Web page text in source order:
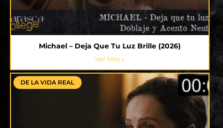
Michael – Deja Que Tu Luz Brille (2026)
Ver Más »
DE LA VIDA REAL